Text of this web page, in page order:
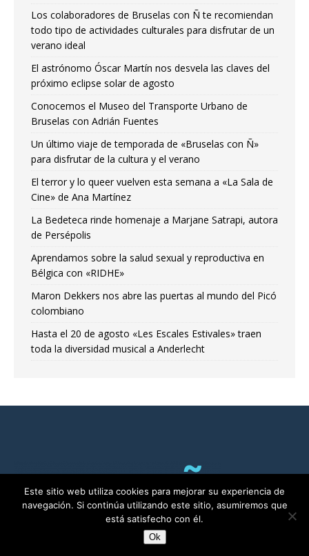
Los colaboradores de Bruselas con Ñ te recomiendan
todo tipo de actividades culturales para disfrutar de un
verano ideal
El astrónomo Óscar Martín nos desvela las claves del
próximo eclipse solar de agosto
Conocemos el Museo del Transporte Urbano de
Bruselas con Adrián Fuentes
Un último viaje de temporada de «Bruselas con Ñ»
para disfrutar de la cultura y el verano
El terror y lo queer vuelven esta semana a «La Sala de
Cine» de Ana Martínez
La Bedeteca rinde homenaje a Marjane Satrapi, autora
de Persépolis
Aprendamos sobre la salud sexual y reproductiva en
Bélgica con «RIDHE»
Maron Dekkers nos abre las puertas al mundo del Picó
colombiano
Hasta el 20 de agosto «Les Escales Estivales» traen
toda la diversidad musical a Anderlecht
RADIO ALMA©2011-2025 | Bruselas con Ñ por ALMA asbl
Este sitio web utiliza cookies para mejorar su experiencia de
navegación. Si continúa utilizando este sitio, asumiremos que
está satisfecho con él.
Ok